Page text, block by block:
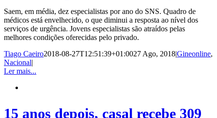
Saem, em média, dez especialistas por ano do SNS. Quadro de
médicos está envelhecido, o que diminui a resposta ao nível dos
serviços de urgência. Jovens especialistas são atraídos pelas
melhores condições oferecidas pelo privado.
Tiago Caeiro2018-08-27T12:51:39+01:0027 Ago, 2018|Gineonline,
Nacional|
Ler mais...
15 anos depois, casal recebe 309